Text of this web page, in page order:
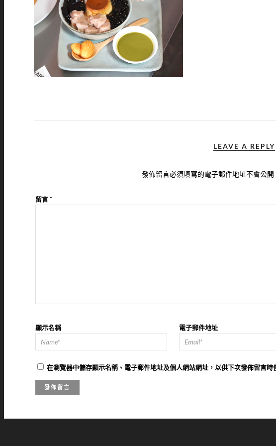
LEAVE A REPLY
發佈留言必須填寫的電子郵件地址不會公開
留言*
顯示名稱 電子郵件地址
在瀏覽器中儲存顯示名稱、電子郵件地址及個人網站網址，以供下次發佈留言時